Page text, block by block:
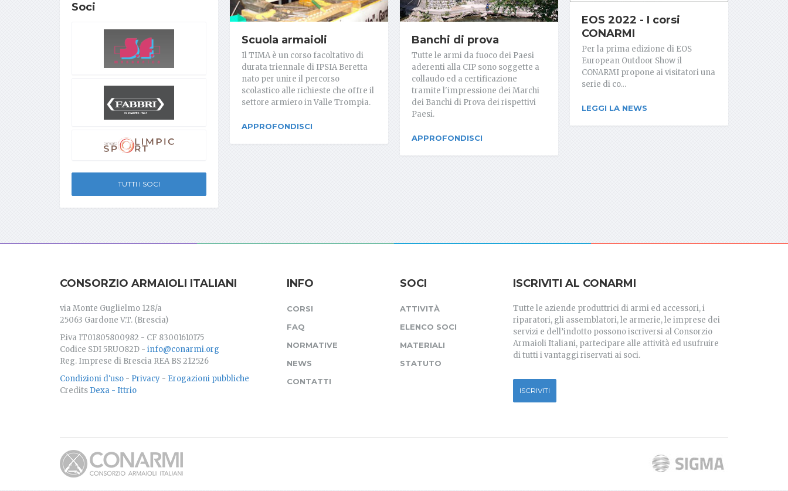
Scuola armaioli
Il TIMA è un corso facoltativo di
durata triennale di IPSIA Beretta
nato per unire il percorso
scolastico alle richieste che offre il
settore armiero in Valle Trompia.
APPROFONDISCI
Banchi di prova
Tutte le armi da fuoco dei Paesi
aderenti alla CIP sono soggette a
collaudo ed a certificazione
tramite l'impressione dei Marchi
dei Banchi di Prova dei rispettivi
Paesi.
APPROFONDISCI
EOS 2022 - I corsi
CONARMI
Per la prima edizione di EOS
European Outdoor Show il
CONARMI propone ai visitatori una
serie di co…
LEGGI LA NEWS
Soci
TUTTI I SOCI
CONSORZIO ARMAIOLI ITALIANI
via Monte Guglielmo 128/a
25063 Gardone V.T. (Brescia)
P.iva IT01805800982 - CF 83001610175
Codice SDI 5RUO82D - info@conarmi.org
Reg. Imprese di Brescia REA BS 212526
Condizioni d'uso - Privacy - Erogazioni pubbliche
Credits Dexa - Ittrio
INFO
CORSI
FAQ
NORMATIVE
NEWS
CONTATTI
SOCI
ATTIVITÀ
ELENCO SOCI
MATERIALI
STATUTO
ISCRIVITI AL CONARMI
Tutte le aziende produttrici di armi ed accessori, i
riparatori, gli assemblatori, le armerie, le imprese dei
servizi e dell’indotto possono iscriversi al Consorzio
Armaioli Italiani, partecipare alle attività ed usufruire
di tutti i vantaggi riservati ai soci.
ISCRIVITI